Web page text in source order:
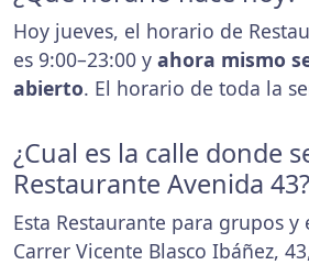
Hoy jueves, el horario de
es 9:00–23:00 y ahora mismo
abierto. El horario de toda la
¿Cual es la calle donde
Restaurante Avenida 43?
Esta Restaurante para grupos y
Carrer Vicente Blasco Ibáñez,